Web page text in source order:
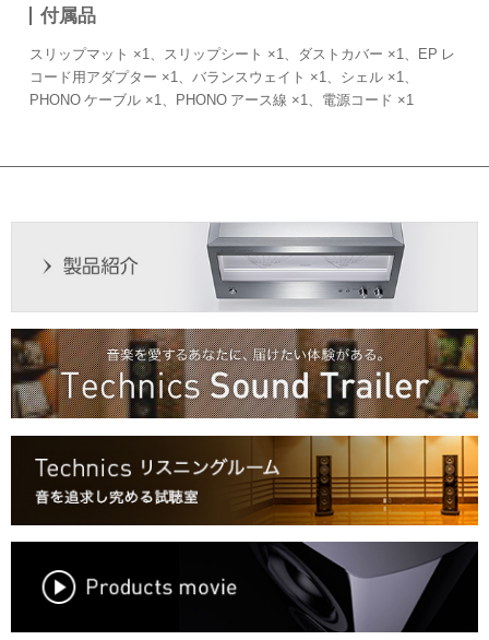
付属品
スリップマット ×1、スリップシート ×1、ダストカバー ×1、EP レ
コード用アダプター ×1、バランスウェイト ×1、シェル ×1、
PHONO ケーブル ×1、PHONO アース線 ×1、電源コード ×1